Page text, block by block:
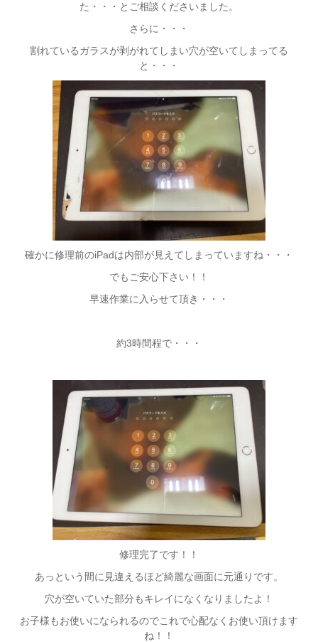
た・・・とご相談くださいました。
さらに・・・
割れているガラスが剥がれてしまい穴が空いてしまってる
と・・・
確かに修理前のiPadは内部が見えてしまっていますね・・・
でもご安心下さい！！
早速作業に入らせて頂き・・・
約3時間程で・・・
修理完了です！！
あっという間に見違えるほど綺麗な画面に元通りです。
穴が空いていた部分もキレイになくなりましたよ！
お子様もお使いになられるのでこれで心配なくお使い頂けます
ね！！